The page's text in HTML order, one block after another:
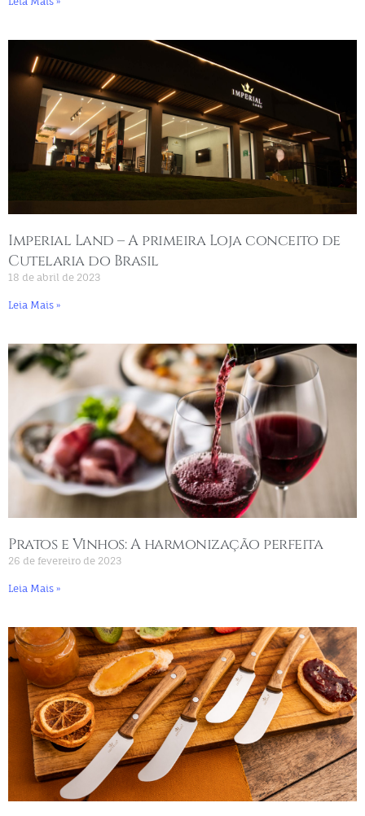
Imperial Land – A primeira Loja conceito de
Cutelaria do Brasil
18 de abril de 2023
Leia Mais »
Pratos e Vinhos: A harmonização perfeita
26 de fevereiro de 2023
Leia Mais »